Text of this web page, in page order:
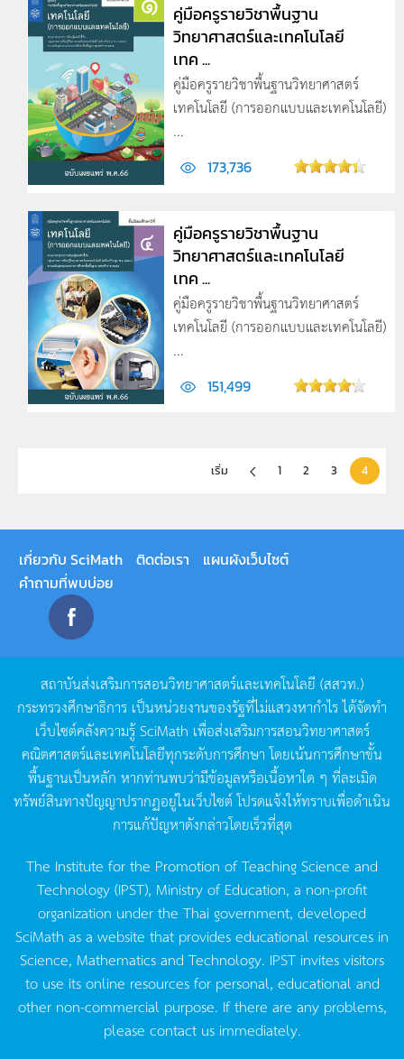
คู่มือครูรายวิชาพื้นฐาน
วิทยาศาสตร์และเทคโนโลยี
เทค ...
คู่มือครูรายวิชาพื้นฐานวิทยาศาสตร์
เทคโนโลยี (การออกแบบและเทคโนโลยี)
...
173,736
คู่มือครูรายวิชาพื้นฐาน
วิทยาศาสตร์และเทคโนโลยี
เทค ...
คู่มือครูรายวิชาพื้นฐานวิทยาศาสตร์
เทคโนโลยี (การออกแบบและเทคโนโลยี)
...
151,499
เริ่ม 1 2 3 4
เกี่ยวกับ SciMath ติดต่อเรา
แผนผังเว็บไซต์
คำถามที่พบบ่อย
สถาบันส่งเสริมการสอนวิทยาศาสตร์และเทคโนโลยี (สสวท.)
กระทรวงศึกษาธิการ เป็นหน่วยงานของรัฐที่ไม่แสวงหากำไรได้จัดทำ
เว็บไซต์คลังความรู้SciMath เพื่อส่งเสริมการสอนวิทยาศาสตร์
คณิตศาสตร์และเทคโนโลยีทุกระดับการศึกษา โดยเน้นการศึกษาขั้น
พื้นฐานเป็นหลัก หากท่านพบว่ามีข้อมูลหรือเนื้อหาใด ๆ ที่ละเมิด
ทรัพย์สินทางปัญญาปรากฏอยู่ในเว็บไซต์โปรดแจ้งให้ทราบเพื่อดำเนิน
การแก้ปัญหาดังกล่าวโดยเร็วที่สุด
The Institute for the Promotion of Teaching Science and
Technology (IPST), Ministry of Education, a non-profit
organization under the Thai government, developed
SciMath as a website that provides educational resources in
Science, Mathematics and Technology. IPST invites visitors
to use its online resources for personal, educational and
other non-commercial purpose. If there are any problems,
please contact us immediately.